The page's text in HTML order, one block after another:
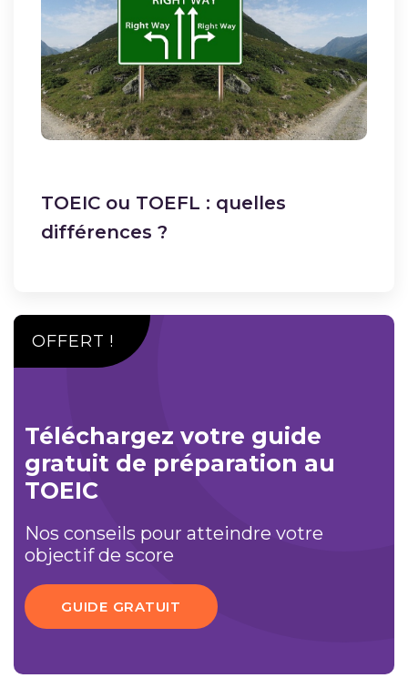
TOEIC ou TOEFL : quelles
différences ?
OFFERT !
Téléchargez votre guide
gratuit de préparation au
TOEIC
Nos conseils pour atteindre votre
objectif de score
GUIDE GRATUIT